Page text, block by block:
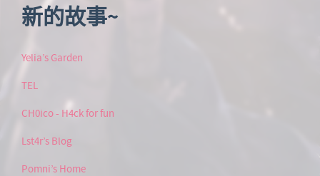
新的故事~
Yelia’s Garden
TEL
CH0ico - H4ck for fun
Lst4r’s Blog
Pomni’s Home